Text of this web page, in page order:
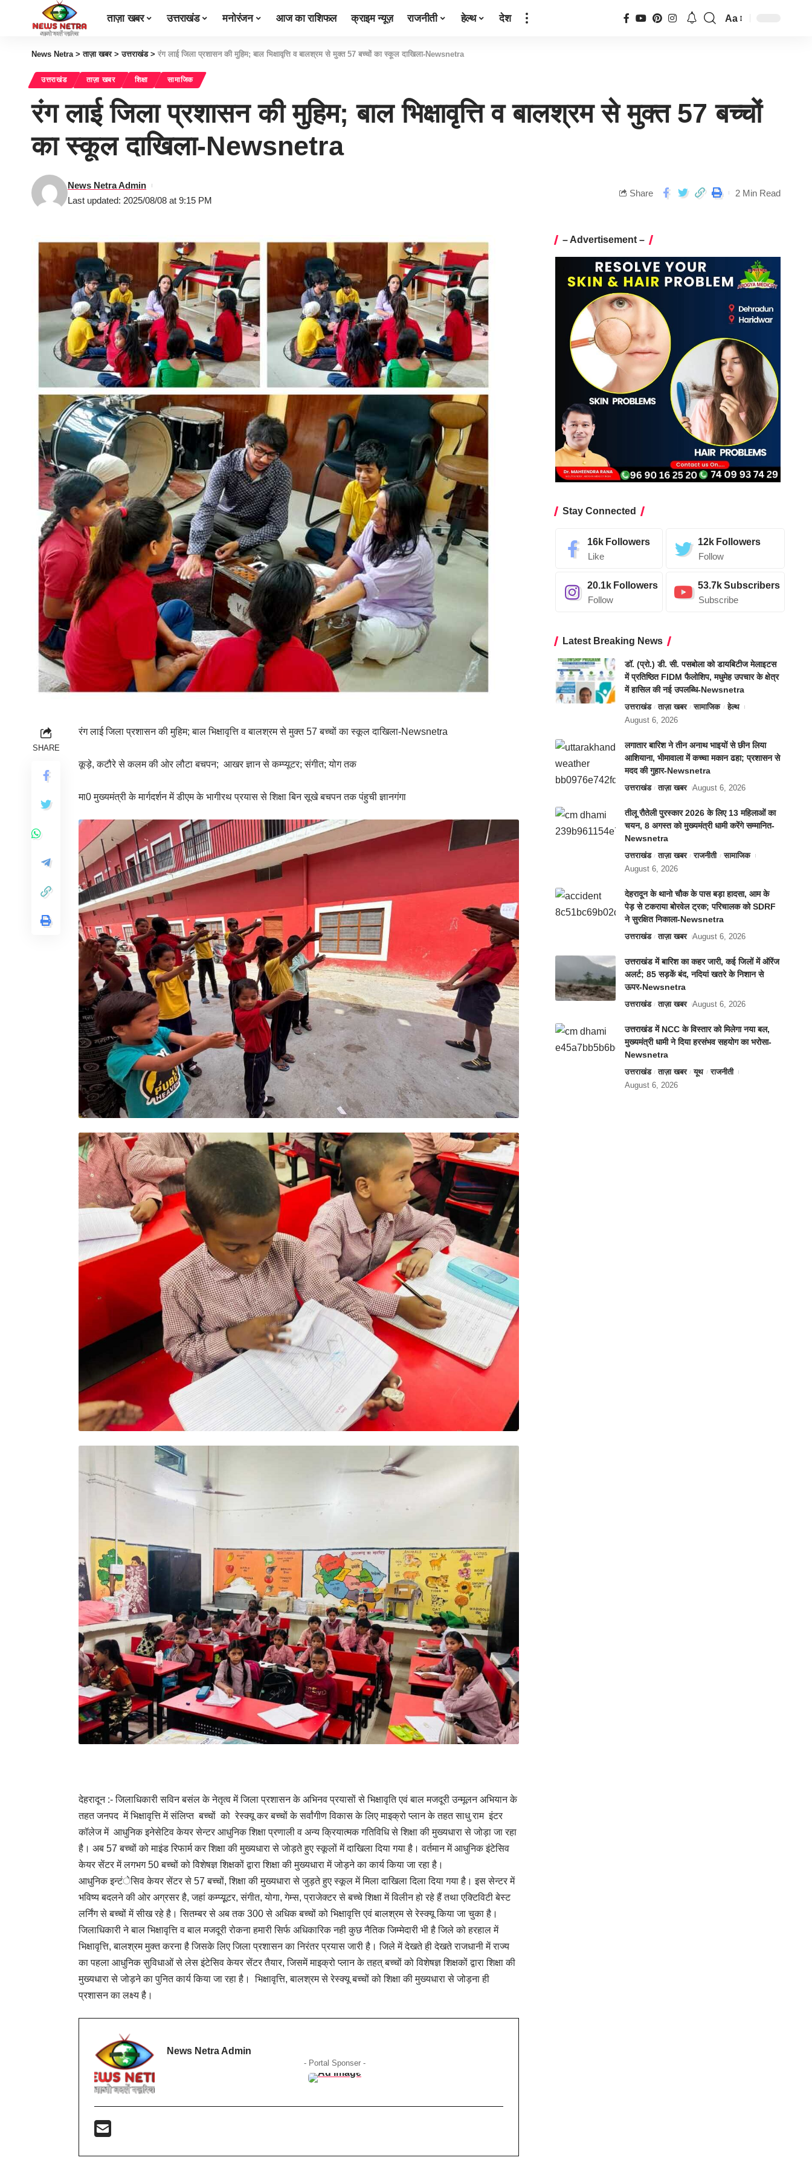
ताज़ा खबर उत्तराखंड मनोरंजन आज का राशिफल क्राइम न्यूज़ राजनीती हेल्थ देश Aa
News Netra>ताज़ा खबर>उत्तराखंड> रंग लाई जिला प्रशासन की मुहिम; बाल भिक्षावृत्ति व बालश्रम से मुक्त 57 बच्चों का स्कूल दाखिला-Newsnetra
उत्तराखंड ताज़ा खबर शिक्षा सामाजिक
रंग लाई जिला प्रशासन की मुहिम; बाल भिक्षावृत्ति व बालश्रम से मुक्त 57 बच्चों
का स्कूल दाखिला-Newsnetra
Last updated: 2025/08/08 at 9:15 PM
News Netra Admin
Share 2 Min Read
SHARE
रंग लाई जिला प्रशासन की मुहिम; बाल भिक्षावृत्ति व बालश्रम से मुक्त 57 बच्चों का स्कूल दाखिला-Newsnetra
कूड़े, कटौरे से कलम की ओर लौटा बचपन; आखर ज्ञान से कम्प्यूटर; संगीत; योग तक
मा0 मुख्यमंत्री के मार्गदर्शन में डीएम के भागीरथ प्रयास से शिक्षा बिन सूखे बचपन तक पंहुची ज्ञानगंगा
देहरादून :- जिलाधिकारी सविन बसंल के नेतृत्व में जिला प्रशासन के अभिनव प्रयासों से भिक्षावृति एवं बाल मजदूरी उन्मूलन अभियान के
तहत जनपद में भिक्षावृत्ति में संलिप्त बच्चों को रेस्क्यू कर बच्चों के सर्वांगीण विकास के लिए माइक्रो प्लान के तहत साधु राम इंटर
कॉलेज में आधुनिक इनेसेटिव केयर सेन्टर आधुनिक शिक्षा प्रणाली व अन्य क्रियात्मक गतिविधि से शिक्षा की मुख्यधारा से जोड़ा जा रहा
है। अब 57 बच्चों को माइंड रिफार्म कर शिक्षा की मुख्यधारा से जोड़ते हुए स्कूलों में दाखिला दिया गया है। वर्तमान में आधुनिक इंटेसिव
केयर सेंटर में लगभग 50 बच्चों को विेशेषज्ञ शिक्षकों द्वारा शिक्षा की मुख्यधारा में जोड़ने का कार्य किया जा रहा है।
आधुनिक इन्टंेसिव केयर सेंटर से 57 बच्चों, शिक्षा की मुख्यधारा से जुड़ते हुए स्कूल में मिला दाखिला दिला दिया गया है। इस सेन्टर में
भविष्य बदलने की ओर अग्रसर है, जहां कम्प्यूूटर, संगीत, योगा, गेम्स, प्राजेक्टर से बच्चे शिक्षा में विलीन हो रहे हैं तथा एक्टिविटी बेस्ट
लर्निंग से बच्चों में सीख रहे है। सितम्बर से अब तक 300 से अधिक बच्चों को भिक्षावृत्ति एवं बालश्रम से रेस्क्यू किया जा चुका है।
जिलाधिकारी ने बाल भिक्षावृत्ति व बाल मजदूरी रोकना हमारी सिर्फ अधिकारिक नही कुछ नैतिक जिम्मेदारी भी है जिले को हरहाल में
भिक्षावृत्ति, बालश्रम मुक्त करना है जिसके लिए जिला प्रशासन का निरंतर प्रयास जारी है। जिले में देखते ही देखते राजधानी में राज्य
का पहला आधुनिक सुविधाओं से लेस इंटेसिव केयर सेंटर तैयार, जिसमें माइक्रो प्लान के तहत् बच्चों को विशेषज्ञ शिक्षकों द्वारा शिक्षा की
मुख्यधारा से जोड़ने का पुनित कार्य किया जा रहा है। भिक्षावृत्ति, बालश्रम से रेस्क्यू बच्चों को शिक्षा की मुख्यधारा से जोड़ना ही
प्रशासन का लक्ष्य है।
News Netra Admin
- Portal Sponser -
– Advertisement –
Stay Connected
16k Followers
Like
12k Followers
Follow
20.1k Followers
Follow
53.7kSubscribers
Subscribe
Latest Breaking News
डॉ. (प्रो.) डी. सी. पसबोला को डायबिटीज मेलाइटस
में प्रतिष्ठित FIDM फैलोशिप, मधुमेह उपचार के क्षेत्र
में हासिल की नई उपलब्धि-Newsnetra
उत्तराखंड ताज़ा खबर सामाजिक
हेल्थ
August 6, 2026
लगातार बारिश ने तीन अनाथ भाइयों से छीन लिया
आशियाना, भीमावाला में कच्चा मकान ढहा; प्रशासन से
मदद की गुहार-Newsnetra
उत्तराखंड ताज़ा खबर August 6, 2026
तीलू रौतेली पुरस्कार 2026 के लिए 13 महिलाओं का
चयन, 8 अगस्त को मुख्यमंत्री धामी करेंगे सम्मानित-
Newsnetra
उत्तराखंड ताज़ा खबर राजनीती
सामाजिक
August 6, 2026
देहरादून के थानो चौक के पास बड़ा हादसा, आम के
पेड़ से टकराया बोरवेल ट्रक; परिचालक को SDRF
ने सुरक्षित निकाला-Newsnetra
उत्तराखंड ताज़ा खबर August 6, 2026
उत्तराखंड में बारिश का कहर जारी, कई जिलों में ऑरेंज
अलर्ट; 85 सड़कें बंद, नदियां खतरे के निशान से
ऊपर-Newsnetra
उत्तराखंड ताज़ा खबर August 6, 2026
उत्तराखंड में NCC के विस्तार को मिलेगा नया बल,
मुख्यमंत्री धामी ने दिया हरसंभव सहयोग का भरोसा-
Newsnetra
उत्तराखंड ताज़ा खबर यूथ
राजनीती
August 6, 2026